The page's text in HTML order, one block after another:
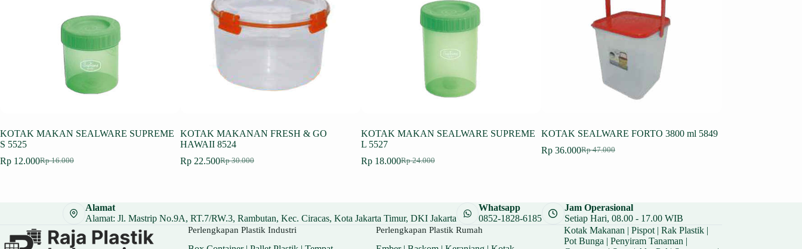
KOTAK MAKAN SEALWARE SUPREME
S 5525
Rp16.000
Harga
Rp 12.000Harga
Rp 12.000.
KOTAK MAKANAN FRESH & GO
HAWAII 8524
Rp30.000
Harga
Rp 22.500Harga
KOTAK MAKAN SEALWARE SUPREME
L 5527
Rp24.000
Harga
Rp18.000Harga
KOTAK SEALWARE FORTO 3800 ml 5849
Rp47.000
Harga
Rp 36.000Harga
Alamat
Alamat: Jl. Mastrip No.9A, RT.7/RW.3, Rambutan, Kec. Ciracas, Kota Jakarta Timur, DKI Jakarta
Whatsapp
0852-1828-6185
Jam Operasional
Setiap Hari, 08.00 - 17.00 WIB
Perlengkapan Plastik Industri Perlengkapan Plastik Rumah Kotak Makanan | Pispot| Rak Plastik|
Pot Bunga | Penyiram Tanaman |